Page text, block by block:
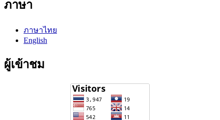
ภาษา
ภาษาไทย
English
ผู้เข้าชม